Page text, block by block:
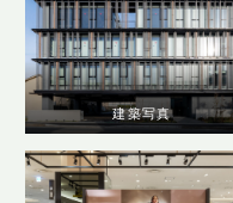
建築写真